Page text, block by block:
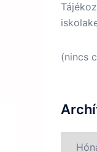
(nincs